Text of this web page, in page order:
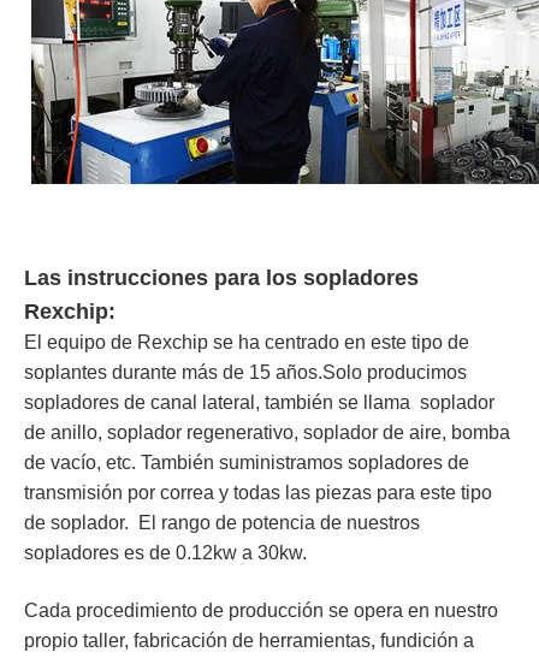
Las instrucciones para los sopladores
Rexchip:
El equipo de Rexchip se ha centrado en este tipo de
soplantes durante más de 15 años.Solo producimos
sopladores de canal lateral, también se llama soplador
de anillo, soplador regenerativo, soplador de aire, bomba
de vacío, etc. También suministramos sopladores de
transmisión por correa y todas las piezas para este tipo
de soplador. El rango de potencia de nuestros
sopladores es de 0.12kw a 30kw.
Cada procedimiento de producción se opera en nuestro
propio taller, fabricación de herramientas, fundición a